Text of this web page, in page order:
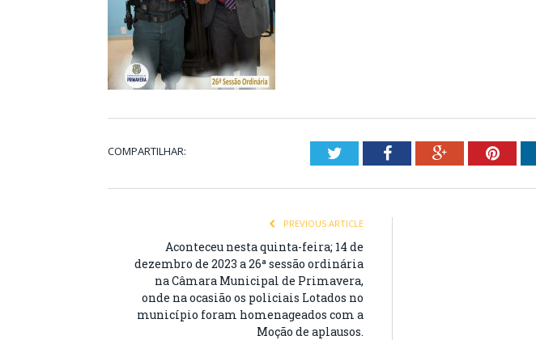
COMPARTILHAR: TwitterFacebookGoogle+
PREVIOUS ARTICLE
Aconteceu nesta quinta-feira; 14 de
dezembro de 2023 a 26ª sessão ordinária
na Câmara Municipal de Primavera,
onde na ocasião os policiais Lotados no
município foram homenageados com a
Moção de aplausos.